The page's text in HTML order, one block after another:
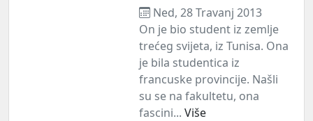
Ned, 28 Travanj 2013
On je bio student iz zemlje
trećeg svijeta, iz Tunisa. Ona
je bila studentica iz
francuske provincije. Našli
su se na fakultetu, ona
fascini... Više